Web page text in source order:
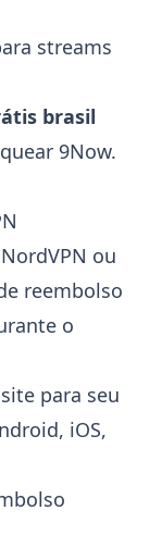
streams
brasil
9Now.
NordVPN ou
reembolso
o
para seu
iOS,